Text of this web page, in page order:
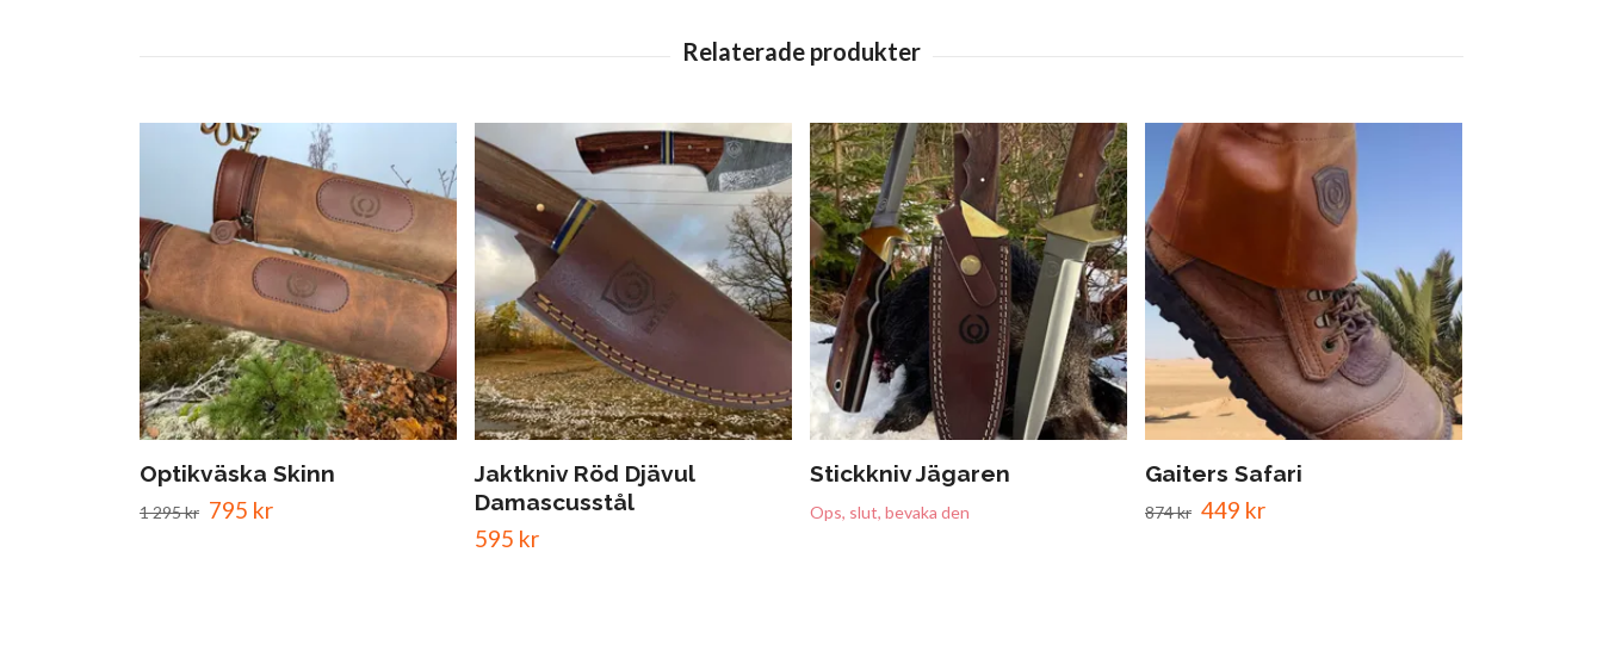
Optikväska Skinn
1 295 kr 795 kr
Jaktkniv Röd Djävul
Damascusstål
595 kr
Stickkniv Jägaren
Ops, slut, bevaka den
Gaiters Safari
874 kr 449 kr